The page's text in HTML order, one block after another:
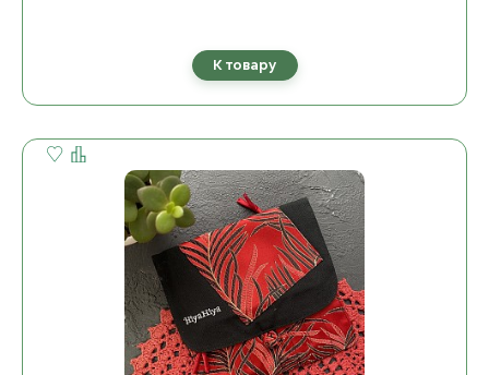
К товару